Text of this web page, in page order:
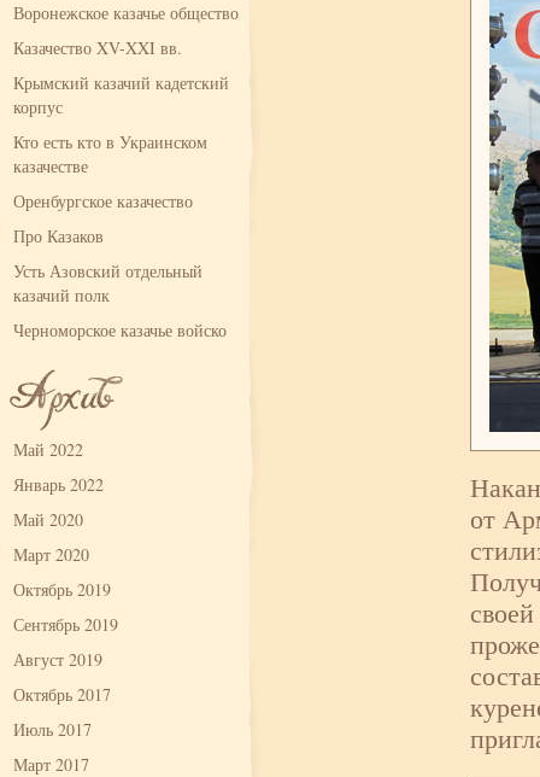
Воронежское казачье общество
Казачество XV-XXI вв.
Крымский казачий кадетский
корпус
Кто есть кто в Украинском
казачестве
Оренбургское казачество
Про Казаков
Усть Азовский отдельный
казачий полк
Черноморское казачье войско
Май 2022
Январь 2022
Май 2020
Март 2020
Октябрь 2019
Сентябрь 2019
Август 2019
Октябрь 2017
Июль 2017
Март 2017
от